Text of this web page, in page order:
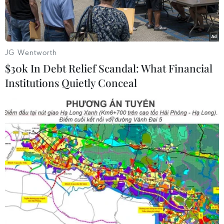
này.
Bộ trưởng Ngân sách Pháp Gerald Darmanin. (Nguồn: lejdd.fr)
Bộ trưởng Ngân sách Pháp Gerald Darmanin
JG Wentworth
$30k In Debt Relief Scandal: What Financial
Institutions Quietly Conceal